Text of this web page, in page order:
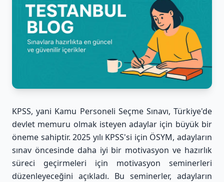
KPSS, yani Kamu Personeli Seçme Sınavı, Türkiye'de
devlet memuru olmak isteyen adaylar için büyük bir
öneme sahiptir. 2025 yılı KPSS'si için ÖSYM, adayların
sınav öncesinde daha iyi bir motivasyon ve hazırlık
süreci geçirmeleri için motivasyon seminerleri
düzenleyeceğini açıkladı. Bu seminerler, adayların